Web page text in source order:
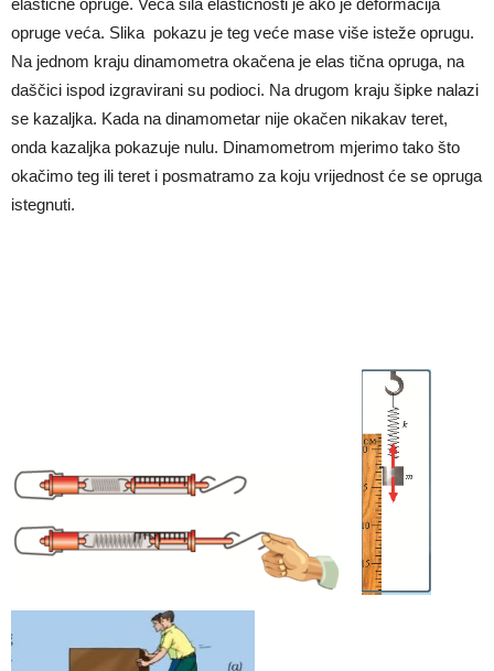
opruge veća. Slika pokazu je teg veće mase više isteže oprugu.
Na jednom kraju dinamometra okačena je elas tična opruga, na
daščici ispod izgravirani su podioci. Na drugom kraju šipke nalazi
se kazaljka. Kada na dinamometar nije okačen nikakav teret,
onda kazaljka pokazuje nulu. Dinamometrom mjerimo tako što
okačimo teg ili teret i posmatramo za koju vrijednost će se opruga
istegnuti.